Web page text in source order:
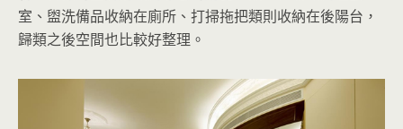
室、盥洗備品收納在廁所、打掃拖把類則收納在後陽台，
歸類之後空間也比較好整理。